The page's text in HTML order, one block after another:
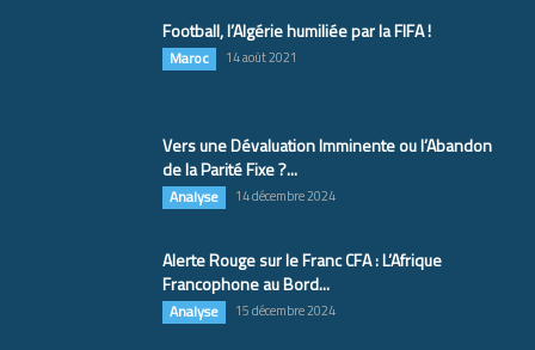
Football, l’Algérie humiliée par la FIFA !
Maroc 14 août 2021
Vers une Dévaluation Imminente ou l’Abandon
de la Parité Fixe ?...
Analyse 14 décembre 2024
Alerte Rouge sur le Franc CFA : L’Afrique
Francophone au Bord...
Analyse 15 décembre 2024